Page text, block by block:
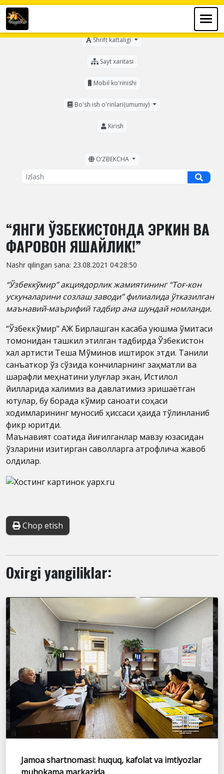
Shrift kattaligi
Sayt xaritasi
Mobil ko'rinishi
Bo'sh ish o'rinlari(umumiy)
Kirish
OʼZBEKCHA
“ЯНГИ ЎЗБЕКИСТОНДА ЭРКИН ВА
ФАРОВОН ЯШАЙЛИК!”
Nashr qilingan sana: 23.08.2021 04:28:50
“Ўзбеккўмир” акциядорлик жамиятининг “Тоғ-кон
ускуналарини созлаш заводи” филиалида ўтказилган
маънавий-маърифий тадбир ана шундай номланди.
“Ўзбеккўмир" АЖ Бирлашган касаба уюшма қўмитаси
томонидан ташкил этилган тадбирда Ўзбекистон
халқ артисти Теша Мўминов иштирок этди. Таниқли
санъаткор ўз сўзида кончиларнинг заҳматли ва
шарафли меҳнатини улуғлар экан, Истиқлол
йилларида халқимиз ва давлатимиз эришаётган
ютуқлар, бу борада кўмир саноати соҳаси
ходимларининг муносиб ҳиссаси ҳақида тўлқинланиб
фикр юритди.
Маънавият соатида йиғилганлар мавзу юзасидан
ўзларини қизиқтирган саволларга атрофлича жавоб
олдилар.
Chop etish
Oxirgi yangiliklar:
Jamoa shartnomasi: huquq, kafolat va imtiyozlar